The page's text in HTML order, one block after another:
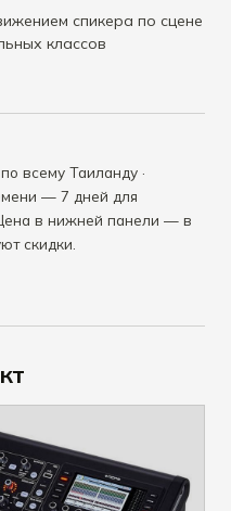
спикера по сцене
классов
всему Таиланду ·
— 7 дней для
в нижней панели — в
скидки.